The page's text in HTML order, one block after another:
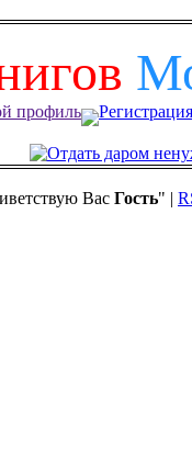
профиль Регистрация
Вас Гость" |